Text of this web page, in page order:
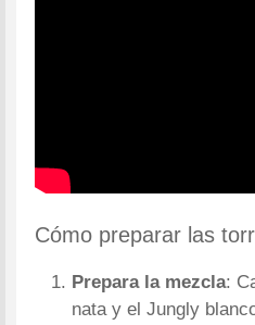
Cómo preparar las
Prepara la mezcla:
nata y el Jungly